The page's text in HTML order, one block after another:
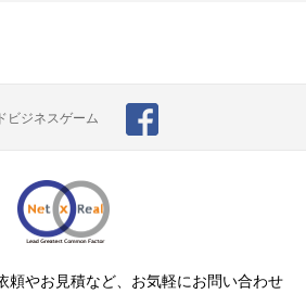
ビジネスゲーム
頼やお見積など、お気軽にお問い合わせ